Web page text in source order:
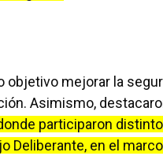
objetivo mejorar la
Asimismo,
participaron
Deliberante, en el